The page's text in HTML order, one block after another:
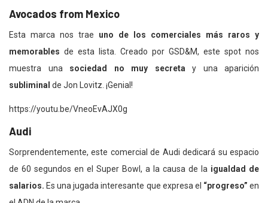
Avocados from Mexico
Esta marca nos trae uno de los comerciales más raros y
memorables de esta lista. Creado por GSD&M, este spot nos
muestra una sociedad no muy secretay una aparición
subliminal de Jon Lovitz. ¡Genial!
https://youtu.be/VneoEvAJX0g
Audi
Sorprendentemente, este comercial de Audi dedicará su espacio
de 60 segundos en el Super Bowl, a la causa de la igualdad de
salarios. Es una jugada interesante que expresa el “progreso” en